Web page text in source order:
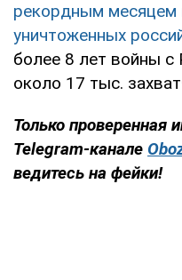
рекордным месяцем
уничтоженных
более 8 лет войны с
около 17 тыс.
Только проверенная
Telegram-канале
ведитесь на фейки!